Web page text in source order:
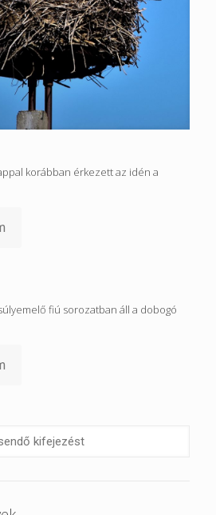
korábban érkezett az idén a
fiú sorozatban áll a dobogó